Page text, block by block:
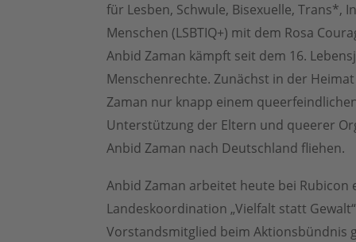
für Lesben, Schwule, Bisexuelle, Trans*,
Menschen (LSBTIQ+) mit dem Rosa
Anbid Zaman kämpft seit dem 16.
Menschenrechte. Zunächst in der
Zaman nur knapp einem
Unterstützung der Eltern und queerer
Anbid Zaman nach Deutschland fliehen.
Anbid Zaman arbeitet heute bei Rubicon
Landeskoordination „Vielfalt statt
Vorstandsmitglied beim Aktionsbündnis